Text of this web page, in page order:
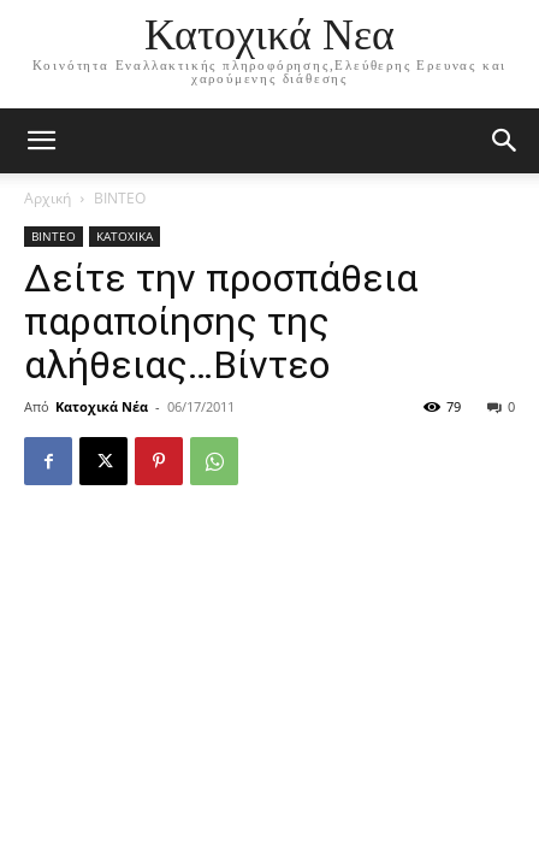
Κατοχικά Νεα
Κοινότητα Εναλλακτικής πληροφόρησης,Ελεύθερης Ερευνας και
χαρούμενης διάθεσης
Αρχική ΒΙΝΤΕΟ
ΒΙΝΤΕΟ ΚΑΤΟΧΙΚΑ
Δείτε την προσπάθεια
παραποίησης της
αλήθειας…Βίντεο
Από Κατοχικά Νέα - 06/17/2011 0
79